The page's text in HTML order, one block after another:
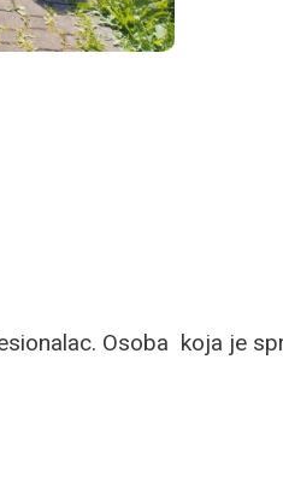
Osoba koja